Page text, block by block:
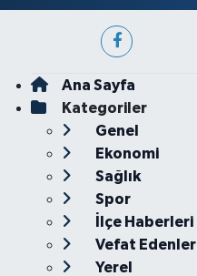
Ana Sayfa
Kategoriler
Genel
Ekonomi
Sağlık
Spor
İlçe Haberleri
Vefat Edenler
Yerel